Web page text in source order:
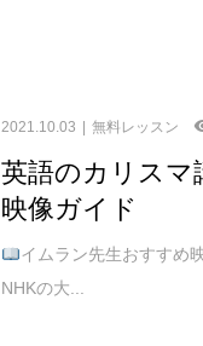
2021.10.03 無料レッスン
英語のカリスマ
映像ガイド
イムラン先生おすすめ
NHKの大...